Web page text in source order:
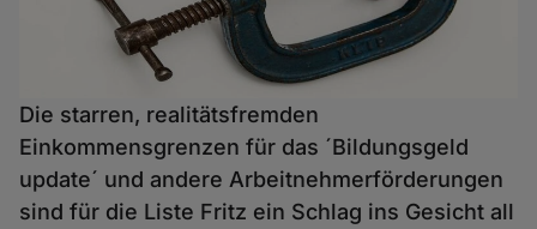
Die starren, realitätsfremden
Einkommensgrenzen für das ´Bildungsgeld
update´ und andere Arbeitnehmerförderungen
sind für die Liste Fritz ein Schlag ins Gesicht all